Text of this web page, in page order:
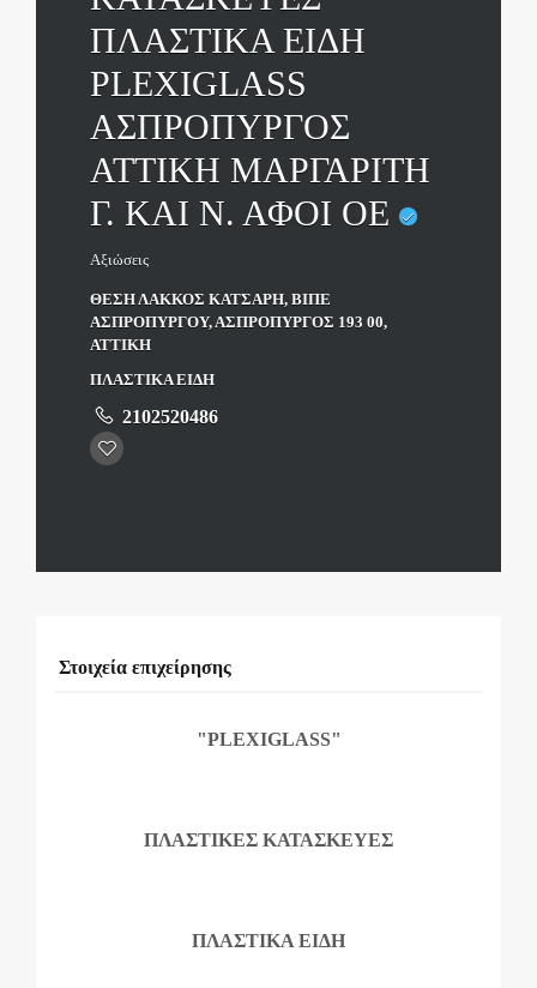
ΠΛΑΣΤΙΚΑ ΕΙΔΗ
PLEXIGLASS
ΑΣΠΡΟΠΥΡΓΟΣ
ΑΤΤΙΚΗ ΜΑΡΓΑΡΙΤΗ
Γ. ΚΑΙ Ν. ΑΦΟΙ ΟΕ
Αξιώσεις
ΘΕΣΗ ΛΑΚΚΟΣ ΚΑΤΣΑΡΗ, ΒΙΠΕ
ΑΣΠΡΟΠΥΡΓΟΥ, ΑΣΠΡΟΠΥΡΓΟΣ 193 00,
ΑΤΤΙΚΗ
ΠΛΑΣΤΙΚΑ ΕΙΔΗ
2102520486
Στοιχεία επιχείρησης
"PLEXIGLASS"
ΠΛΑΣΤΙΚΕΣ ΚΑΤΑΣΚΕΥΕΣ
ΠΛΑΣΤΙΚΑ ΕΙΔΗ